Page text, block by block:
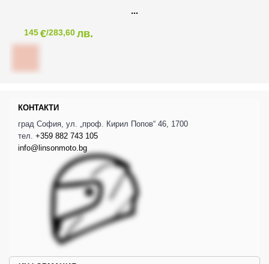
145€/283,60лв.
КОНТАКТИ
град София, ул. „проф. Кирил Попов“ 46, 1700
тел. +359 882 743 105
info@linsonmoto.bg